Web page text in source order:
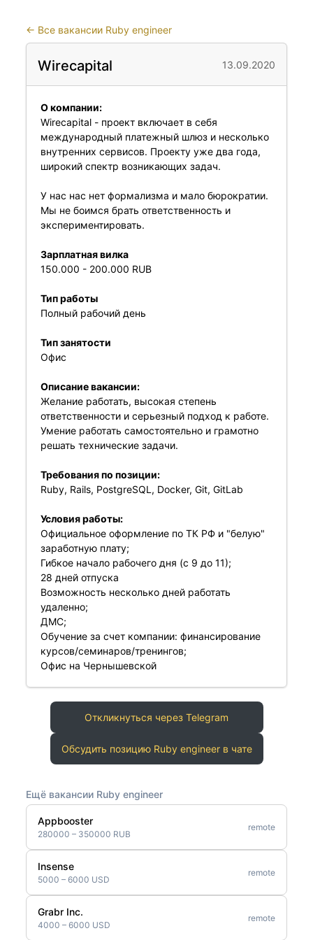
← Все вакансии Ruby engineer
Wirecapital 13.09.2020
О компании:
Wirecapital - проект включает в себя
международный платежный шлюз и несколько
внутренних сервисов. Проекту уже два года,
широкий спектр возникающих задач.
У нас нас нет формализма и мало бюрократии.
Мы не боимся брать ответственность и
экспериментировать.
Зарплатная вилка
150.000 - 200.000 RUB
Тип работы
Полный рабочий день
Тип занятости
Офис
Описание вакансии:
Желание работать, высокая степень
ответственности и серьезный подход к работе.
Умение работать самостоятельно и грамотно
решать технические задачи.
Требования по позиции:
Ruby, Rails, PostgreSQL, Docker, Git, GitLab
Условия работы:
Официальное оформление по ТК РФ и "белую"
заработную плату;
Гибкое начало рабочего дня (с 9 до 11);
28 дней отпуска
Возможность несколько дней работать
удаленно;
ДМС;
Обучение за счет компании: финансирование
курсов/семинаров/тренингов;
Офис на Чернышевской
Откликнуться через Telegram
Обсудить позицию Ruby engineer в чате
Ещё вакансии Ruby engineer
Appbooster
280000 – 350000 RUB
remote
Insense
5000 – 6000 USD
remote
Grabr Inc.
4000 – 6000 USD
remote